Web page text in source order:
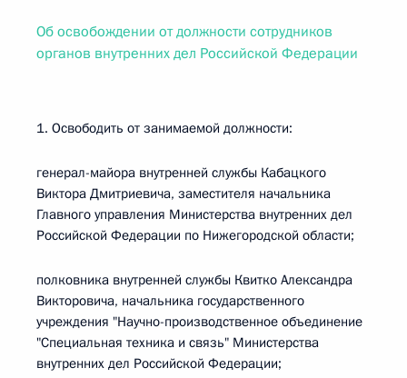
Об освобождении от должности сотрудников
органов внутренних дел Российской Федерации
1. Освободить от занимаемой должности:
генерал-майора внутренней службы Кабацкого
Виктора Дмитриевича, заместителя начальника
Главного управления Министерства внутренних дел
Российской Федерации по Нижегородской области;
полковника внутренней службы Квитко Александра
Викторовича, начальника государственного
учреждения "Научно-производственное объединение
"Специальная техника и связь" Министерства
внутренних дел Российской Федерации;